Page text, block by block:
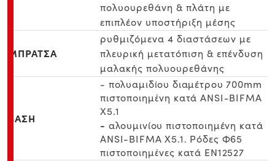
πολυουρεθάνη & πλάτη με
επιπλέον υποστήριξη μέσης
ΜΠΡΑΤΣΑ
ρυθμιζόμενα 4 διαστάσεων με
πλευρική μετατόπιση & επένδυση
μαλακής πολυουρεθάνης
ΒΑΣΗ
- πολυαμιδίου διαμέτρου 700mm
πιστοποιημένη κατά ANSI-BIFMA
X5.1
- αλουμινίου πιστοποιημένη κατά
ANSI-BIFMA X5.1. Ρόδες Φ65
πιστοποιημένες κατά ΕΝ12527